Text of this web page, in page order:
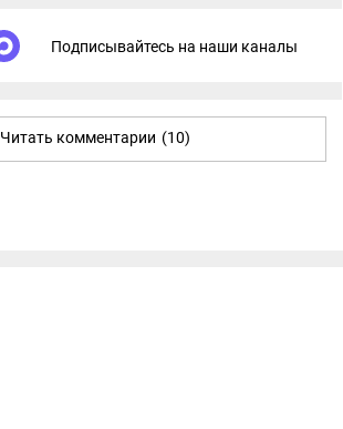
Подписывайтесь на наши каналы
Читать комментарии (10)